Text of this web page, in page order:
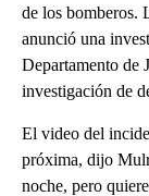
de los bomberos.
anunció una
Departamento de
investigación de
El video del
próxima, dijo
noche, pero